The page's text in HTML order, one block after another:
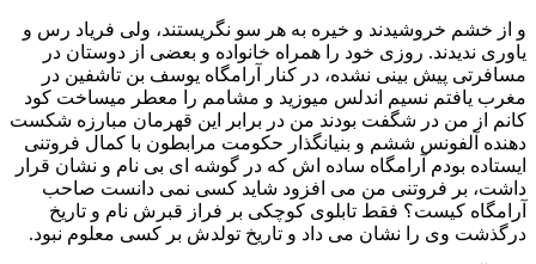
و از خشم خروشیدند و خیره به هر سو نگریستند، ولی فریاد رس و
یاوری ندیدند. روزی خود را همراه خانواده و بعضی از دوستان در
مسافرتی پیش بینی نشده، در کنار آرامگاه یوسف بن تاشفین در
مغرب یافتم نسیم اندلس میوزید و مشامم را معطر میساخت کود
کانم از من در شگفت بودند من در برابر این قهرمان مبارزه شکست
دهنده آلفونس ششم و بنیانگذار حکومت مرابطون با کمال فروتنی
ایستاده بودم آرامگاه ساده اش که در گوشه ای بی نام و نشان قرار
داشت، بر فروتنی من می افزود شاید کسی نمی دانست صاحب
آرامگاه کیست؟ فقط تابلوی کوچکی بر فراز قبرش نام و تاریخ
درگذشت وی را نشان می داد و تاریخ تولدش بر کسی معلوم نبود.